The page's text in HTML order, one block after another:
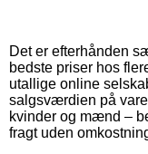
Det er efterhånden
bedste priser hos
utallige online
salgsværdien på
kvinder og mænd –
fragt uden